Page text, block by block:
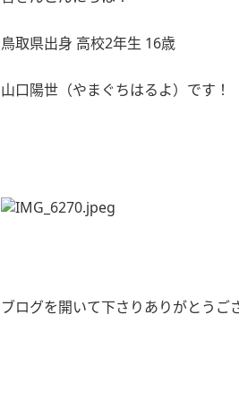
鳥取県出身 高校2年生 16歳
山口陽世（やまぐちはるよ）です！
ブログを開いて下さりありがとうご